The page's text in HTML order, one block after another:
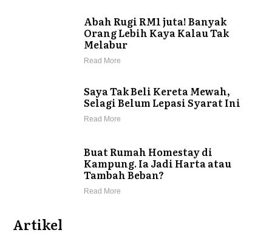
Abah Rugi RM1 juta! Banyak
Orang Lebih Kaya Kalau Tak
Melabur
Read More
Saya Tak Beli Kereta Mewah,
Selagi Belum Lepasi Syarat Ini
Read More
Buat Rumah Homestay di
Kampung. Ia Jadi Harta atau
Tambah Beban?
Read More
Artikel